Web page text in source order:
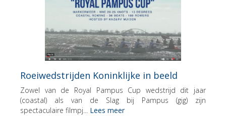
Roeiwedstrijden Koninklijke in beeld
Zowel van de Royal Pampus Cup wedstrijd dit jaar
(coastal) als van de Slag bij Pampus (gig) zijn
spectaculaire filmpj... Lees meer